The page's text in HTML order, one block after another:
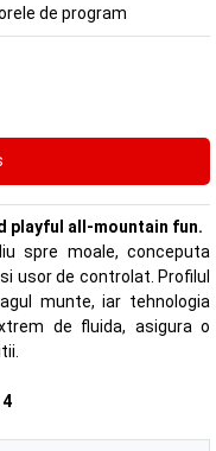
de program
playful all-mountain fun.
spre moale, conceputa
usor de controlat. Profilul
munte, iar tehnologia
de fluida, asigura o
4